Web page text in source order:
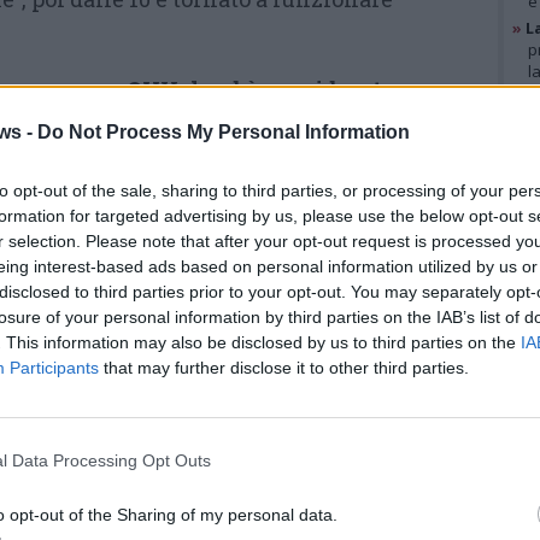
- Do Not Process My Personal Information
opt-out of the sale, sharing to third parties, or processing of your
for targeted advertising by us, please use the below opt-out
selection. Please note that after your opt-out request is processed
interest-based ads based on personal information utilized by us
to third parties prior to your opt-out. You may separately
of your personal information by third parties on the IAB’s list of
This information may also be disclosed by us to third parties on the
Participants that may further disclose it to other third parties.
Data Processing Opt Outs
opt-out of the Sharing of my personal data.
OVHcloud è considerato
all’avanguardia nel settore
perfezionando i preparativi per
un’imminente quotazione in
Borsa. Lo aveva appena
confermato un portavoce
dell’azienda al quotidiano Les
Echos, che aveva ripreso
Reuters con l’obiettivo di competere
che ci siano state vittime e tutti i
»